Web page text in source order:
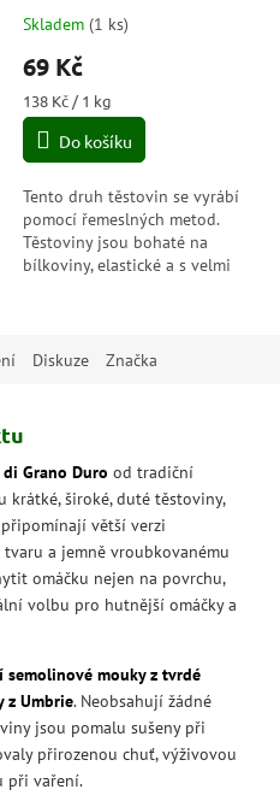
Průměrné
produktu
je
5,0
5
hvězdiček.
Skladem (1 ks)
69 Kč
Měrná
cena:
138 Kč / 1 kg
Do košíku
Tento druh těstovin se vyrábí
pomocí řemeslných metod.
Těstoviny jsou bohaté na
bílkoviny, elastické a s velmi
Diskuze Značka
di Grano Duro od tradiční
krátké, široké, duté těstoviny,
větší verzi
a jemně vroubkovanému
omáčku nejen na povrchu,
volbu pro hutnější omáčky a
semolinové mouky z tvrdé
z Umbrie. Neobsahují žádné
jsou pomalu sušeny při
přirozenou chuť, výživovou
při vaření.